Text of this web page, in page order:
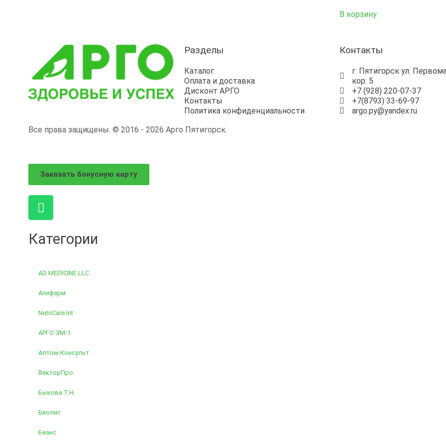
В корзину
Разделы
Каталог
Оплата и доставка
Дисконт АРГО
Контакты
Политика конфиденциальности
Контакты
г. Пятигорск ул.
кор. 5
+7 (928) 220-07-37
+7(8793) 33-69-97
argo.py@yandex.ru
Все права защищены. © 2016 - 2026 Арго Пятигорск.
Заказать бонусную карту
Категории
AD MEDICINE LLC
Апифарм
NutriCare Int
АРГО ЭМ-1
Алтом-Консульт
ВекторПро
Быкова Т.Н.
Биолит
Биакс